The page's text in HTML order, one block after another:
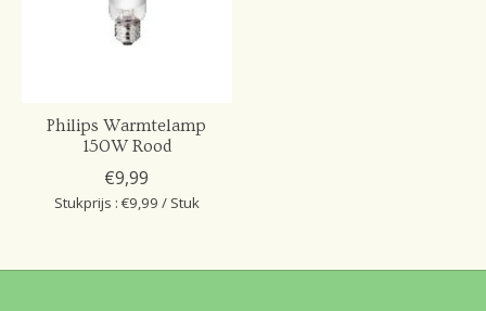
Philips Warmtelamp
150W Rood
€9,99
Stukprijs : €9,99 / Stuk